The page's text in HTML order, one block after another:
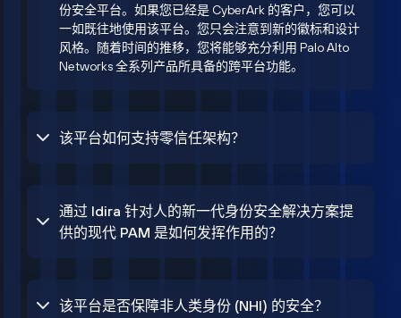
份安全平台。如果您已经是 CyberArk 的客户，您可以
一如既往地使用该平台。您只会注意到新的徽标和设计
风格。随着时间的推移，您将能够充分利用 Palo Alto
Networks 全系列产品所具备的跨平台功能。
该平台如何支持零信任架构？
通过 Idira 针对人的新一代身份安全解决方案提
供的现代 PAM 是如何发挥作用的？
该平台是否保障非人类身份 (NHI) 的安全？